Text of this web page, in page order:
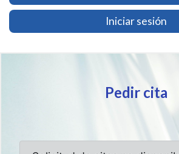
Iniciar sesión
Pedir cita